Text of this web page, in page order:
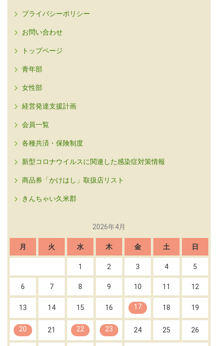
プライバシーポリシー
お問い合わせ
トップページ
青年部
女性部
経営発達支援計画
会員一覧
各種共済・保険制度
新型コロナウイルスに関連した感染症対策情報
商品券「かけはし」取扱店リスト
きんちゃい久米郡
2026年4月
月 火 水 木 金 土 日
1 2 3 4 5
6 7 8 9 10 11 12
13 14 15 16 17 18 19
20 21 22 23 24 25 26